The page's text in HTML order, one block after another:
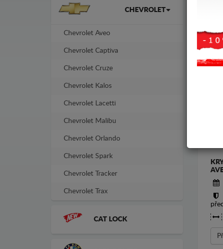
Značky vozidel CHEVROLET
Chevrolet Aveo
Chevrolet Captiva
Chevrolet Cruze
Chevrolet Kalos
Chevrolet Lacetti
Chevrolet Malibu
Chevrolet Orlando
Chevrolet Spark
Chevrolet Tracker
Chevrolet Trax
CAT LOCK
-10%